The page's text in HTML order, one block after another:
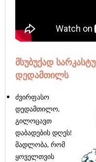
მსუბუქად
დედამთილს
ძვირფასო
დედამთილო,
გილოცავთ
დაბადების დღეს!
მადლობა, რომ
ყოველთვის